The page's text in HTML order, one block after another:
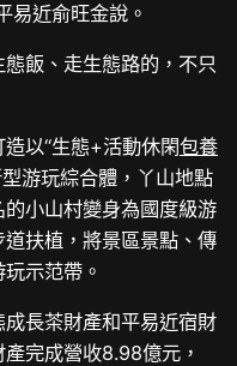
易近俞旺金說。
飯、走生態路的，不只
以“生態+活動休閑包養
游玩綜合體，丫山地點
小山村變身為國度級游
扶植，將景區景點、傳
示范帶。
長茶財產和平易近宿財
完成營收8.98億元，